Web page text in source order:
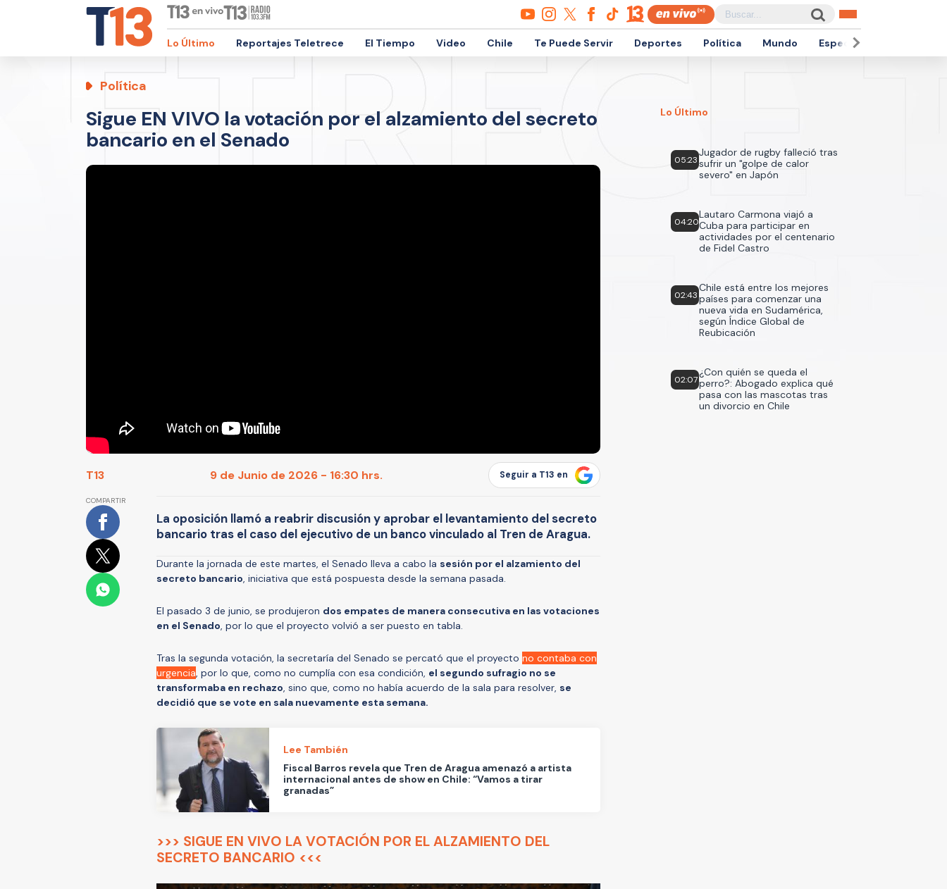
Lo Último Reportajes Teletrece El Tiempo Video Chile Te Puede Servir Deportes Política Mundo Espectáculos
Política
Sigue EN VIVO la votación por el alzamiento del secreto
bancario en el Senado
T13 9 de Junio de 2026 - 16:30 hrs. Seguir a T13 en
COMPARTIR
La oposición llamó a reabrir discusión y aprobar el levantamiento del secreto
bancario tras el caso del ejecutivo de un banco vinculado al Tren de Aragua.
Durante la jornada de este martes, el Senado lleva a cabo la sesión por el alzamiento del
secreto bancario, iniciativa que está pospuesta desde la semana pasada.
El pasado 3 de junio, se produjeron dos empates de manera consecutiva en las votaciones
en el Senado, por lo que el proyecto volvió a ser puesto en tabla.
Tras la segunda votación, la secretaría del Senado se percató que el proyecto no contaba con
urgencia, por lo que, como no cumplía con esa condición, el segundo sufragio no se
transformaba en rechazo, sino que, como no había acuerdo de la sala para resolver, se
decidió que se vote en sala nuevamente esta semana.
Lee También
Fiscal Barros revela que Tren de Aragua amenazó a artista
internacional antes de show en Chile: “Vamos a tirar
granadas”
>>> SIGUE EN VIVO LA VOTACIÓN POR EL ALZAMIENTO DEL
SECRETO BANCARIO <<<
Lo Último
05:23
Jugador de rugby falleció tras
sufrir un "golpe de calor
severo" en Japón
04:20
Lautaro Carmona viajó a
Cuba para participar en
actividades por el centenario
de Fidel Castro
02:43
Chile está entre los mejores
países para comenzar una
nueva vida en Sudamérica,
según Índice Global de
Reubicación
02:07
¿Con quién se queda el
perro?: Abogado explica qué
pasa con las mascotas tras
un divorcio en Chile